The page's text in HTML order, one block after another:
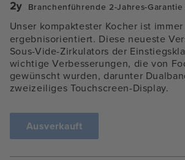
Branchenführende 2-Jahres-Garantie
Unser kompaktester Kocher ist
ergebnisorientiert. Diese neueste
Sous-Vide-Zirkulators der
wichtige Verbesserungen, die von
gewünscht wurden, darunter
zweizeiliges Touchscreen-Display.
Ausverkauft